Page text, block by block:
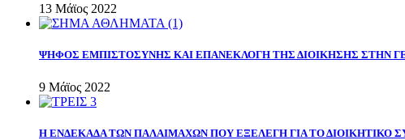
13 Μάϊος 2022
ΨΗΦΟΣ ΕΜΠΙΣΤΟΣΥΝΗΣ ΚΑΙ ΕΠΑΝΕΚΛΟΓΗ ΤΗΣ ΔΙΟΙΚΗΣΗΣ ΣΤΗΝ
9 Μάϊος 2022
Η ΕΝΔΕΚΑΔΑ ΤΩΝ ΠΑΛΑΙΜΑΧΩΝ ΠΟΥ ΕΞΕΛΕΓΗ ΓΙΑ ΤΟ ΔΙΟΙΚΗΤΙΚΟ